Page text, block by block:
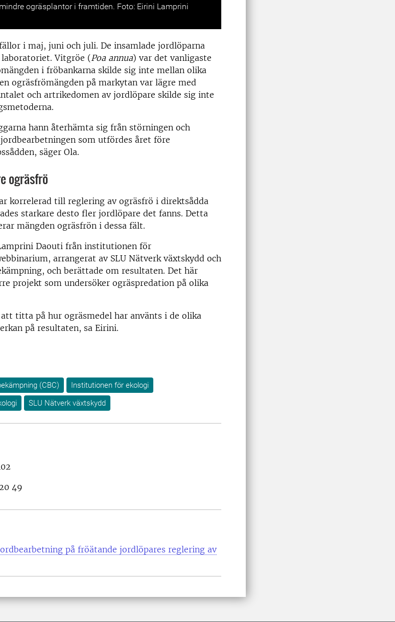
ogräsplantor i framtiden. Foto: Eirini Lamprini
i maj, juni och juli. De insamlade jordlöparna
Vitgröe (Poa annua) var det vanligaste
i fröbankarna skilde sig inte mellan olika
ogräsfrömängden på markytan var lägre med
och artrikedomen av jordlöpare skilde sig inte
hann återhämta sig från störningen och
som utfördes året före
säger Ola.
ogräsfrö
korrelerad till reglering av ogräsfrö i direktsådda
starkare desto fler jordlöpare det fanns. Detta
mängden ogräsfrön i dessa fält.
Daouti från institutionen för
arrangerat av SLU Nätverk växtskydd och
och berättade om resultaten. Det här
projekt som undersöker ogräspredation på olika
titta på hur ogräsmedel har använts i de olika
på resultaten, sa Eirini.
(CBC)
Institutionen för ekologi
SLU Nätverk växtskydd
49
på fröätande jordlöpares reglering av